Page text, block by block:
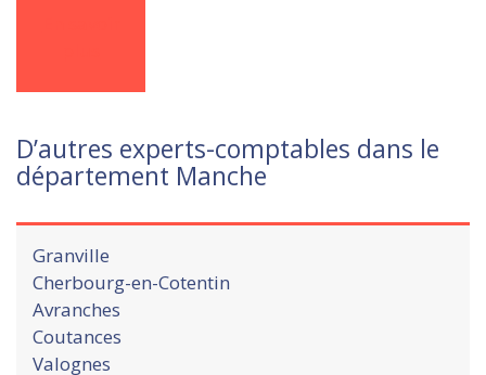
D’autres experts-comptables dans le
département Manche
Granville
Cherbourg-en-Cotentin
Avranches
Coutances
Valognes